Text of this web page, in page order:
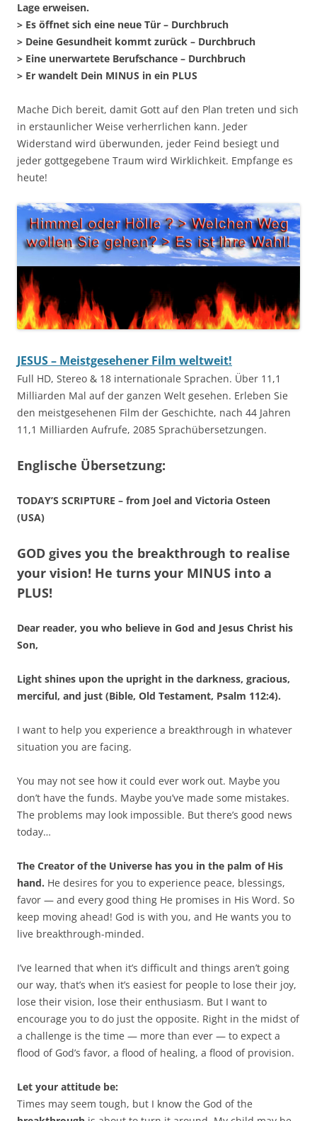
Lage erweisen.
> Es öffnet sich eine neue Tür – Durchbruch
> Deine Gesundheit kommt zurück – Durchbruch
> Eine unerwartete Berufschance – Durchbruch
> Er wandelt Dein MINUS in ein PLUS
Mache Dich bereit, damit Gott auf den Plan treten und sich
in erstaunlicher Weise verherrlichen kann. Jeder
Widerstand wird überwunden, jeder Feind besiegt und
jeder gottgegebene Traum wird Wirklichkeit. Empfange es
heute!
JESUS – Meistgesehener Film weltweit!
Full HD, Stereo & 18 internationale Sprachen. Über 11,1
Milliarden Mal auf der ganzen Welt gesehen. Erleben Sie
den meistgesehenen Film der Geschichte, nach 44 Jahren
11,1 Milliarden Aufrufe, 2085 Sprachübersetzungen.
Englische Übersetzung:
TODAY’S SCRIPTURE – from Joel and Victoria Osteen
(USA)
GOD gives you the breakthrough to realise
your vision! He turns your MINUS into a
PLUS!
Dear reader, you who believe in God and Jesus Christ his
Son,
Light shines upon the upright in the darkness, gracious,
merciful, and just (Bible, Old Testament, Psalm 112:4).
I want to help you experience a breakthrough in whatever
situation you are facing.
You may not see how it could ever work out. Maybe you
don’t have the funds. Maybe you’ve made some mistakes.
The problems may look impossible. But there’s good news
today…
The Creator of the Universe has you in the palm of His
hand. He desires for you to experience peace, blessings,
favor — and every good thing He promises in His Word. So
keep moving ahead! God is with you, and He wants you to
live breakthrough-minded.
I’ve learned that when it’s difficult and things aren’t going
our way, that’s when it’s easiest for people to lose their joy,
lose their vision, lose their enthusiasm. But I want to
encourage you to do just the opposite. Right in the midst of
a challenge is the time — more than ever — to expect a
flood of God’s favor, a flood of healing, a flood of provision.
Let your attitude be:
Times may seem tough, but I know the God of the